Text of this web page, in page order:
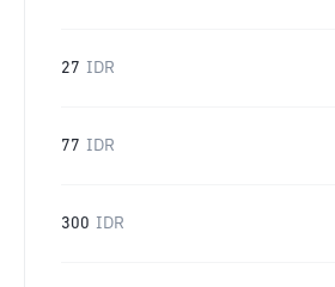
27 IDR
77 IDR
300 IDR